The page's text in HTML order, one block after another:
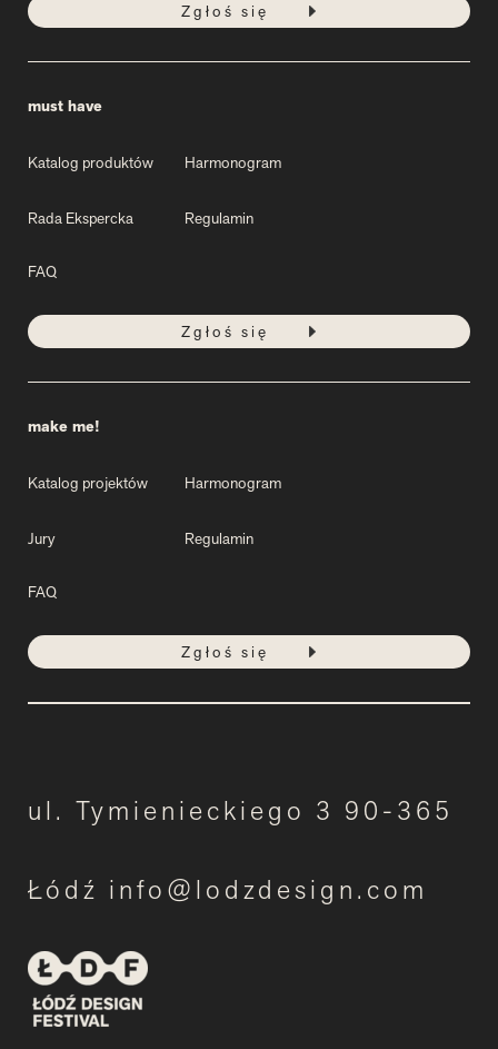
Zgłoś się
must have
Katalog produktów Harmonogram
Rada Ekspercka Regulamin
FAQ
Zgłoś się
make me!
Katalog projektów Harmonogram
Jury Regulamin
FAQ
Zgłoś się
ul. Tymienieckiego 3 90-365
Łódź info@lodzdesign.com